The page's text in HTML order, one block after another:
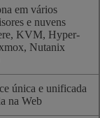
em vários
e nuvens
KVM, Hyper-
Nutanix
única e unificada
na Web